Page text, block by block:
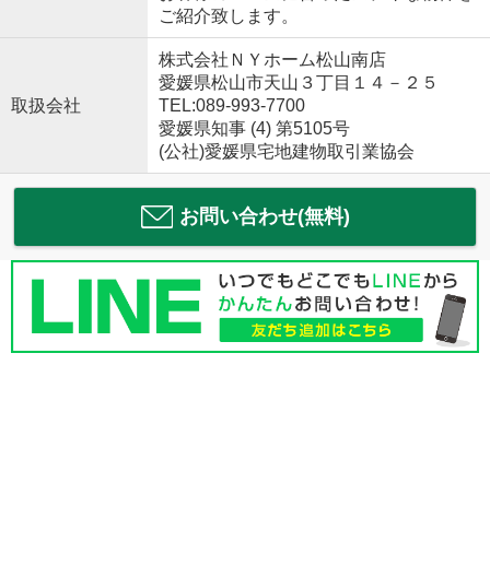
ご紹介致します。
取扱会社
株式会社ＮＹホーム松山南店
愛媛県松山市天山３丁目１４－２５
TEL:089-993-7700
愛媛県知事 (4) 第5105号
(公社)愛媛県宅地建物取引業協会
お問い合わせ(無料)